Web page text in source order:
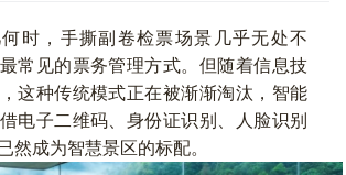
，手撕副卷检票场景几乎无处不
常见的票务管理方式。但随着信息技
这种传统模式正在被渐渐淘汰，智能
电子二维码、身份证识别、人脸识别
然成为智慧景区的标配。